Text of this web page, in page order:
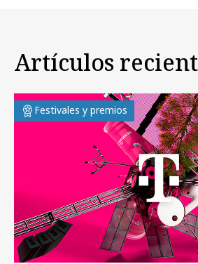
Artículos
Festivales y premios